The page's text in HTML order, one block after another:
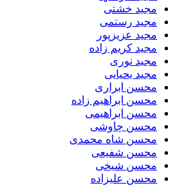
مجید خشتی
مجید رستمی
مجید عزیزپور
مجید کریم زاده
مجید نوری
مجید یحیایی
محسن ابراری
محسن ابراهیم زاده
محسن ابراهیمی
محسن چاوشی
محسن شاه محمدی
محسن شفیعی
محسن شیخی
محسن علیزاده